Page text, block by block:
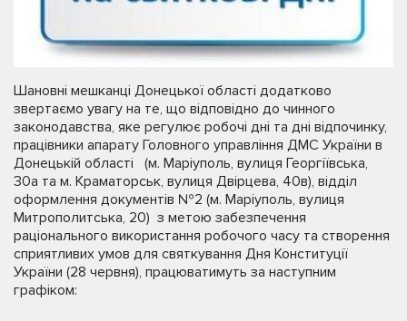
Шановні мешканці Донецької області додатково
звертаємо увагу на те, що відповідно до чинного
законодавства, яке регулює робочі дні та дні відпочинку,
працівники апарату Головного управління ДМС України в
Донецькій області (м. Маріуполь, вулиця Георгіївська,
30а та м. Краматорськ, вулиця Двірцева, 40в), відділ
оформлення документів №2 (м. Маріуполь, вулиця
Митрополитська, 20) з метою забезпечення
раціонального використання робочого часу та створення
сприятливих умов для святкування Дня Конституції
України (28 червня), працюватимуть за наступним
графіком: